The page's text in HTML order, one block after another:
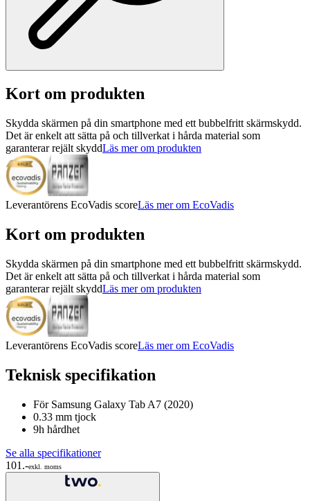
Kort om produkten
Skydda skärmen på din smartphone med ett bubbelfritt skärmskydd.
Det är enkelt att sätta på och tillverkat i hårda material som
garanterar rejält skyddLäs mer om produkten
Leverantörens EcoVadis scoreLäs mer om EcoVadis
Kort om produkten
Skydda skärmen på din smartphone med ett bubbelfritt skärmskydd.
Det är enkelt att sätta på och tillverkat i hårda material som
garanterar rejält skyddLäs mer om produkten
Leverantörens EcoVadis scoreLäs mer om EcoVadis
Teknisk specifikation
För Samsung Galaxy Tab A7 (2020)
0.33 mm tjock
9h hårdhet
Se alla specifikationer
101.-exkl. moms